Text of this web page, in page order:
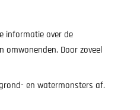
informatie over de
omwonenden. Door zoveel
en watermonsters af.